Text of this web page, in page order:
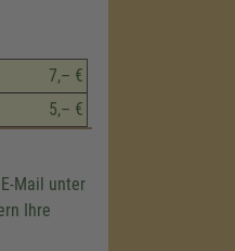
7,– €
5,– €
Mail unter
Ihre